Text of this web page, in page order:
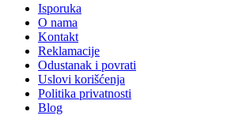
Isporuka
O nama
Kontakt
Reklamacije
Odustanak i povrati
Uslovi korišćenja
Politika privatnosti
Blog